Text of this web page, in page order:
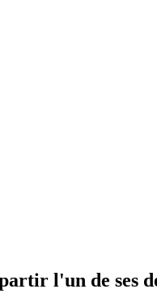
l'un de ses